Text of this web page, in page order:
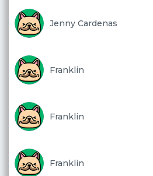
Jenny Cardenas
Franklin
Franklin
Franklin